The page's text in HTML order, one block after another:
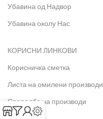
Убавина од Надвор
Убавина околу Нас
КОРИСНИ ЛИНКОВИ
Корисничка сметка
Листа на омилени производи
Споредба на производи